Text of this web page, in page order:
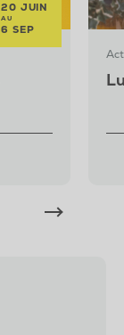
20 JUIN
AU
6 SEP